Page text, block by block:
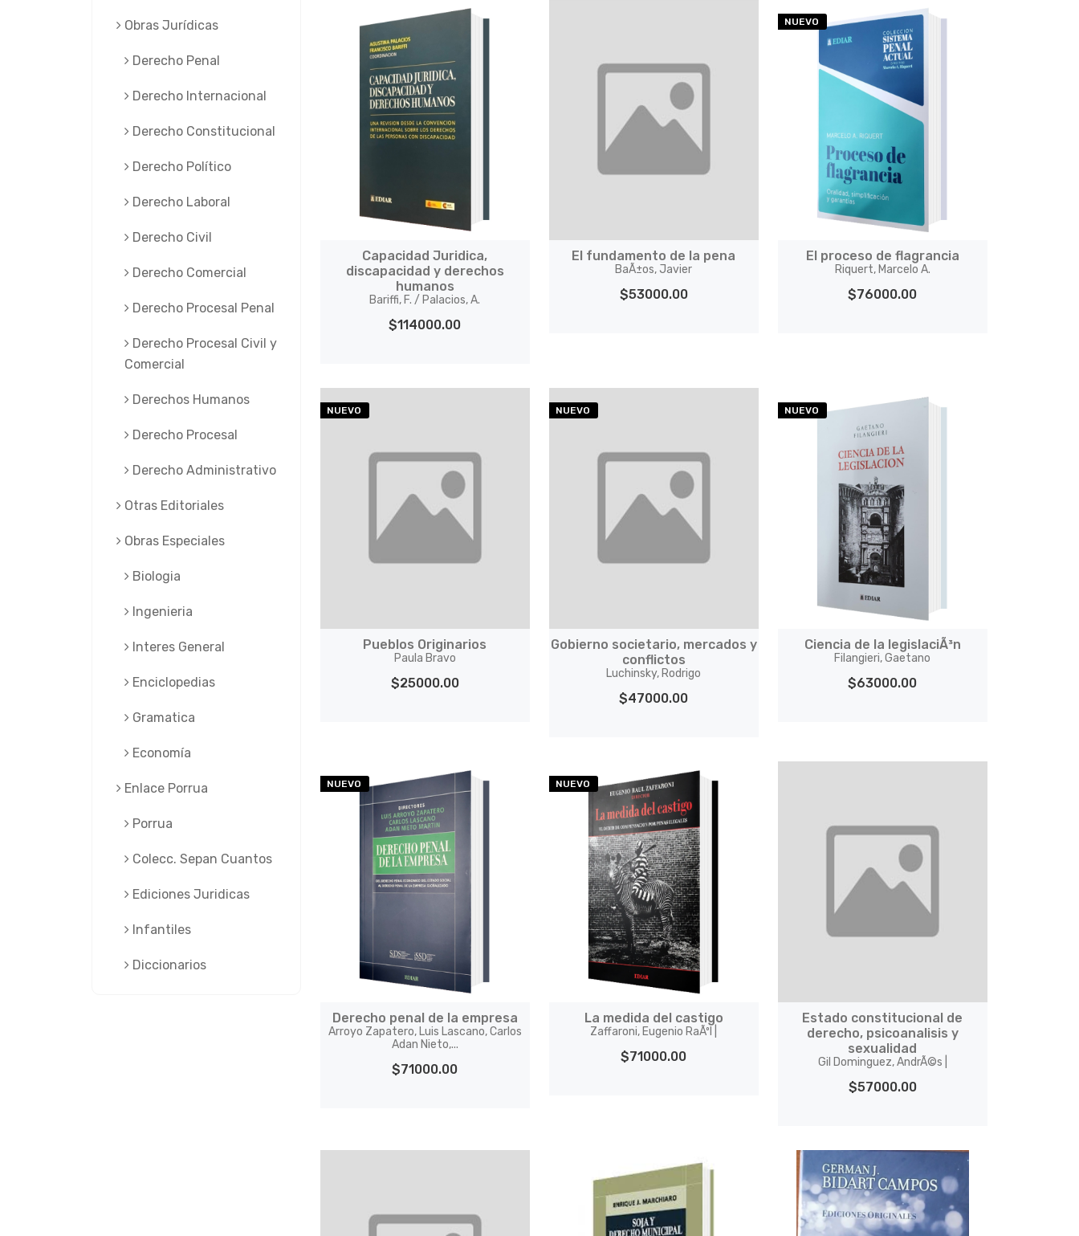
Capacidad Juridica,
discapacidad y derechos
humanos
Bariffi, F. / Palacios, A.
$114000.00
El fundamento de la pena
BaÃ±os, Javier
$53000.00
NUEVO
El proceso de flagrancia
Riquert, Marcelo A.
$76000.00
NUEVO
Pueblos Originarios
Paula Bravo
$25000.00
NUEVO
Gobierno societario, mercados y
conflictos
Luchinsky, Rodrigo
$47000.00
NUEVO
Ciencia de la legislaciÃ³n
Filangieri, Gaetano
$63000.00
NUEVO
Derecho penal de la empresa
Arroyo Zapatero, Luis Lascano, Carlos
Adan Nieto,...
$71000.00
NUEVO
La medida del castigo
Zaffaroni, Eugenio RaÃºl |
$71000.00
Estado constitucional de
derecho, psicoanalisis y
sexualidad
Gil Dominguez, AndrÃ©s |
$57000.00
Obras Jurí­dicas
Derecho Penal
Derecho Internacional
Derecho Constitucional
Derecho Político
Derecho Laboral
Derecho Civil
Derecho Comercial
Derecho Procesal Penal
Derecho Procesal Civil y
Comercial
Derechos Humanos
Derecho Procesal
Derecho Administrativo
Otras Editoriales
Obras Especiales
Biologia
Ingenieria
Interes General
Enciclopedias
Gramatica
Economía
Enlace Porrua
Porrua
Colecc. Sepan Cuantos
Ediciones Juridicas
Infantiles
Diccionarios